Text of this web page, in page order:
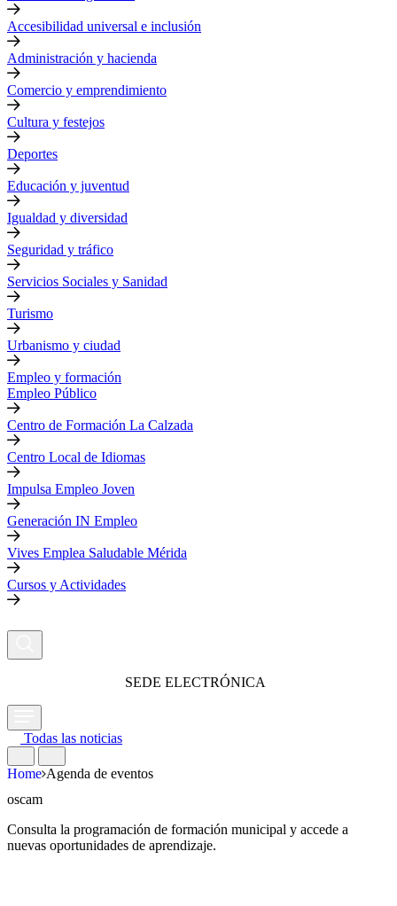
Accesibilidad universal e inclusión
Administración y hacienda
Comercio y emprendimiento
Cultura y festejos
Deportes
Educación y juventud
Igualdad y diversidad
Seguridad y tráfico
Servicios Sociales y Sanidad
Turismo
Urbanismo y ciudad
Empleo y formación
Empleo Público
Centro de Formación La Calzada
Centro Local de Idiomas
Impulsa Empleo Joven
Generación IN Empleo
Vives Emplea Saludable Mérida
Cursos y Actividades
SEDE ELECTRÓNICA
Todas las noticias
Home Agenda de eventos
oscam
Consulta la programación de formación municipal y accede a
nuevas oportunidades de aprendizaje.